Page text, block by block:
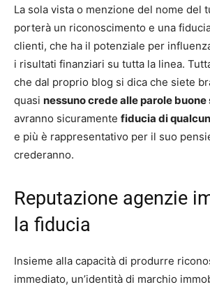
La sola vista o menzione del nome del
porterà un riconoscimento e una
clienti, che ha il potenziale per
i risultati finanziari su tutta la linea.
che dal proprio blog si dica che siete
quasi nessuno crede alle parole buone
avranno sicuramente fiducia di
e più è rappresentativo per il suo
crederanno.
Reputazione agenzie
la fiducia
Insieme alla capacità di produrre
immediato, un’identità di marchio